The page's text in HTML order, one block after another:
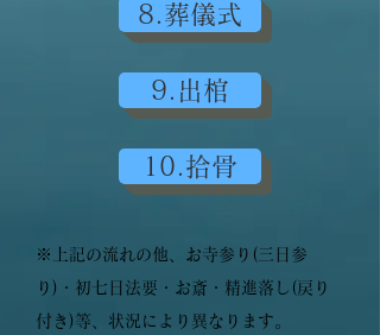
8.葬儀式
9.出棺
10.拾骨
※上記の流れの他、お寺参り(三日参
り)・初七日法要・お斎・精進落し(戻り
付き)等、状況により異なります。